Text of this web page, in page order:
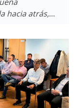
hacia atrás,
Un año un
y que